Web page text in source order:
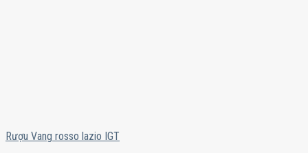
Rượu Vang rosso lazio IGT